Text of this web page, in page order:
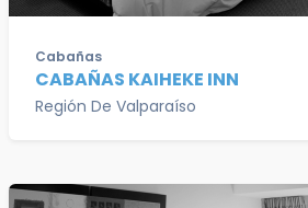
Cabañas
CABAÑAS KAIHEKE INN
Región De Valparaíso